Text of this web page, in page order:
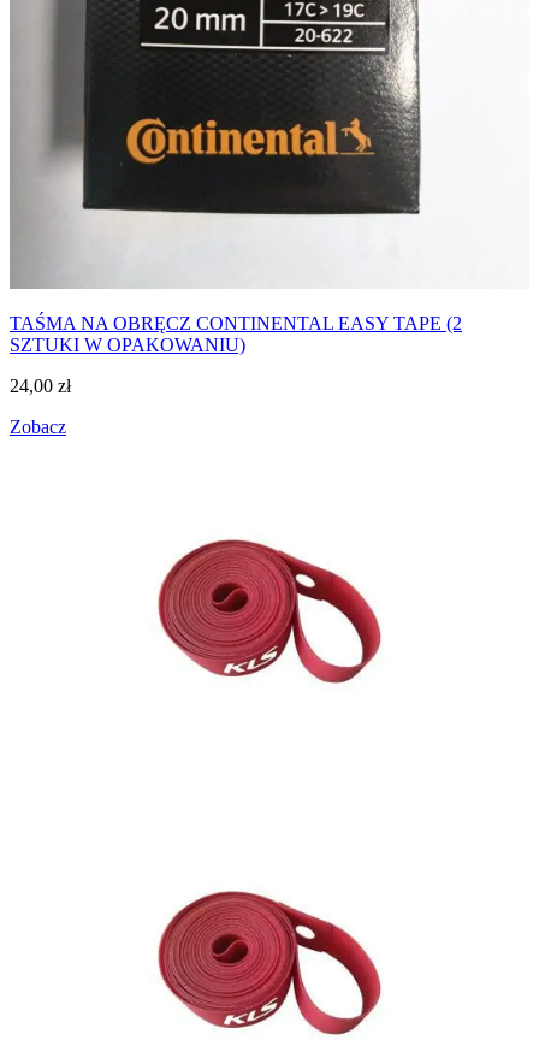
TAŚMA NA OBRĘCZ CONTINENTAL EASY TAPE (2
SZTUKI W OPAKOWANIU)
24,00 zł
Zobacz